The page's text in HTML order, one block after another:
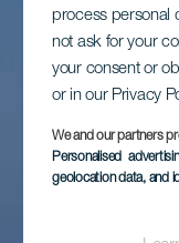
process personal
not ask for your
your consent or
or in our Privacy
We and our partners
Personalised
geolocation data, and